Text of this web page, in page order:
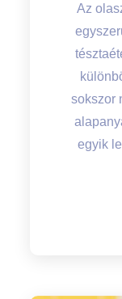
Az
sokszor
egyik